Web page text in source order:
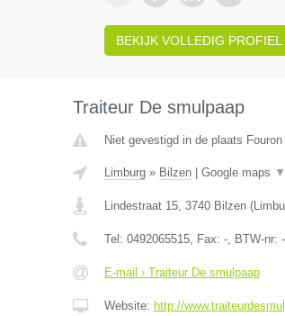
BEKIJK VOLLEDIG PROFIEL
Traiteur De smulpaap
Niet gevestigd in de plaats
Limburg» Bilzen| Google maps ▼
Lindestraat 15, 3740 Bilzen(
Tel: 0492065515, Fax: -, BTW-nr: -
E-mail › Traiteur De smulpaap
Website: http://